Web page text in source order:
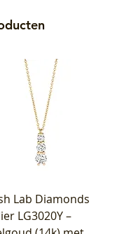
Lab Diamonds
LG3020Y –